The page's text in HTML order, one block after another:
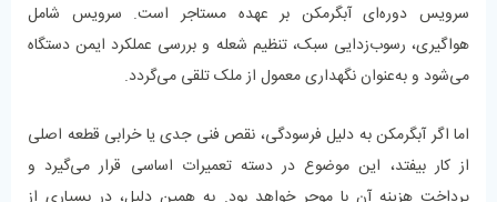
سرویس دوره‌ای آبگرمکن بر عهده مستاجر است. سرویس شامل
هواگیری، رسوب‌زدایی سبک، تنظیم شعله و بررسی عملکرد ایمن دستگاه
می‌شود و به‌عنوان نگهداری معمول از ملک تلقی می‌گردد.
اما اگر آبگرمکن به دلیل فرسودگی، نقص فنی جدی یا خرابی قطعه اصلی
از کار بیفتد، این موضوع در دسته تعمیرات اساسی قرار می‌گیرد و